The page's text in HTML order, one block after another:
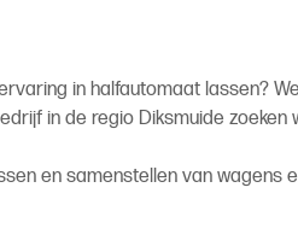
in halfautomaat lassen?
in de regio Diksmuide zoeken
en samenstellen van wagens